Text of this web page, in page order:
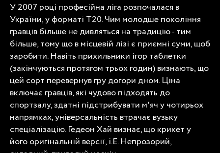
У 2007 році професійна ліга розпочалася в
України, у форматі T20. Чим молодше покоління
гравців більше не дивляться на традицію - тим
більше, тому що в місцевій лізі є приємні суми, щоб
заробити. Навіть прихильники ігор таблетки
(закінчуються протягом трьох годин) визнають, що
цей сорт перевернув гру догори дном. Ціна
включає гравців, які чудово підходять до
спортзалу, здатні підстрибувати м'яч у чотирьох
напрямках, універсальність втрачає вузьку
спеціалізацію. Гедеон Хай визнає, що крикет у
його оригінальній версії, i.Е. Непрозорий,